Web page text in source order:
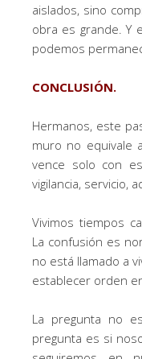
aislados, sino
obra es grande. Y
podemos
CONCLUSIÓN.
Hermanos, este
muro no equivale
vence solo con
vigilancia, servicio,
Vivimos tiempos
La confusión es
no está llamado a
establecer orden
La pregunta no
pregunta es si